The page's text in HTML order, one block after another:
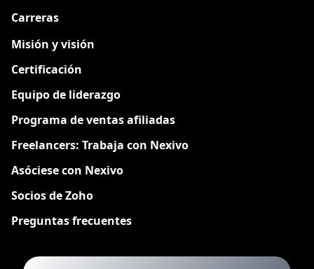
Carreras
Misión y visión
Certificación
Equipo de liderazgo
Programa de ventas afiliadas
Freelancers: Trabaja con Nexivo
Asóciese con Nexivo
Socios de Zoho
Preguntas frecuentes